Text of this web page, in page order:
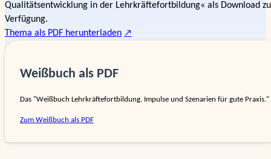
Qualitätsentwicklung in der Lehrkräftefortbildung« als Download
Verfügung.
Thema als PDF herunterladen
Weißbuch als PDF
Das "Weißbuch Lehr­kräfte­fort­bildung. Impulse und Szenarien für gute
Zum Weißbuch als PDF